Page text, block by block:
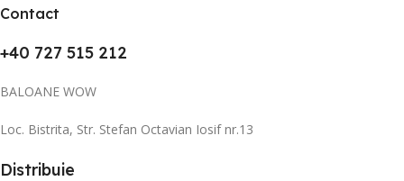
Contact
+40 727 515 212
BALOANE WOW
Loc. Bistrita, Str. Stefan Octavian Iosif nr.13
Distribuie